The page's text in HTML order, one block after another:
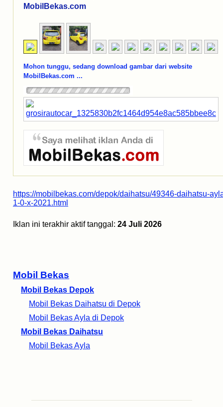
Mobil Bekas
Mobil Bekas Depok
Mobil Bekas Daihatsu di Depok
Mobil Bekas Ayla di Depok
Mobil Bekas Daihatsu
Mobil Bekas Ayla
MobilBekas.com
Mohon tunggu, sedang download gambar dari website
MobilBekas.com ...
https://mobilbekas.com/depok/daihatsu/49346-daihatsu-
1-0-x-2021.html
Iklan ini terakhir aktif tanggal: 24 Juli 2026